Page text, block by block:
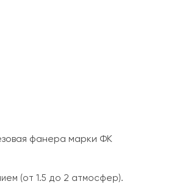
фанера марки ФК
(от 1.5 до 2 атмосфер).